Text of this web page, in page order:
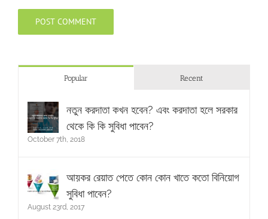
Popular Recent
নতুন করদাতা কখন হবেন? এবং করদাতা হলে সরকার
থেকে কি কি সুবিধা পাবেন?
October 7th, 2018
আয়কর রেয়াত পেতে কোন কোন খাতে কতো বিনিয়োগ
সুবিধা পাবেন?
August 23rd, 2017